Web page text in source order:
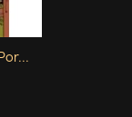
deseos
sesión